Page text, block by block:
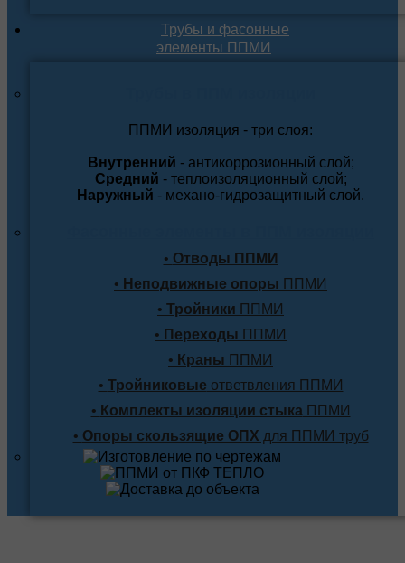
Трубы и фасонные
элементы ППМИ
ППМИ изоляция - три слоя:
Внутренний - антикоррозионный слой;
Средний - теплоизоляционный слой;
Наружный - механо-гидрозащитный слой.
• Отводы ППМИ
• Неподвижные опоры ППМИ
• Тройники ППМИ
• Переходы ППМИ
• Краны ППМИ
• Тройниковые ответвления ППМИ
• Комплекты изоляции стыкаППМИ
• Опоры скользящие ОПХ для ППМИ труб